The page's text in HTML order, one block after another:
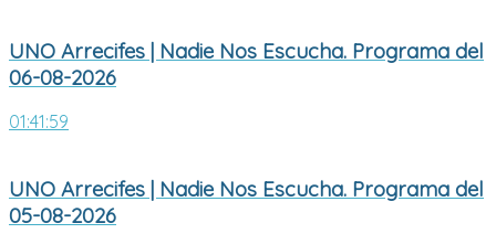
UNO Arrecifes | Nadie Nos Escucha. Programa del
06-08-2026
01:41:59
UNO Arrecifes | Nadie Nos Escucha. Programa del
05-08-2026